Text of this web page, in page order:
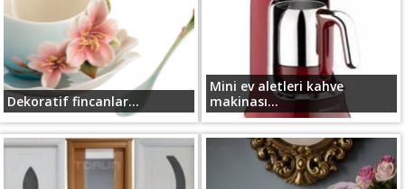
Dekoratif fincanlar...
Mini ev aletleri kahve
makinası...